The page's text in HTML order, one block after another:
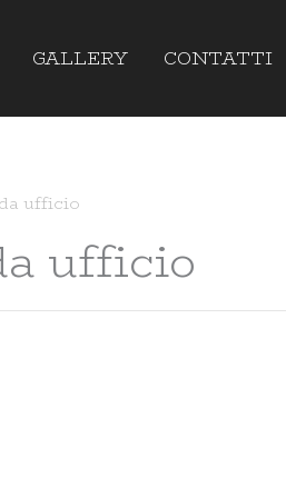
GALLERY CONTATTI
ufficio
ufficio